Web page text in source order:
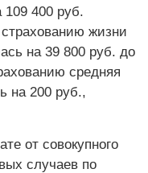
109 400 руб.
жизни
на 39 800 руб. до
средняя
на 200 руб.,
от совокупного
случаев по